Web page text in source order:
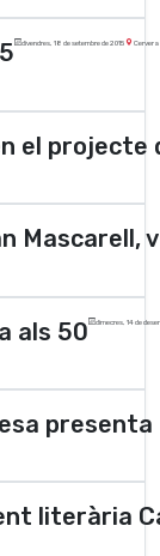
divendres, 18 de setembre de 2015 Cervera
el
Mascarell,
als 50 dimecres, 14 de
presenta
literària